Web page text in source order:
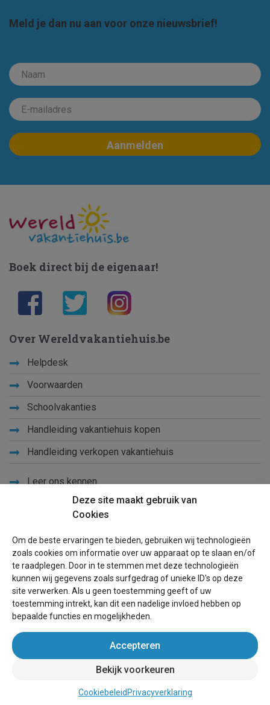
Meld je dan nu aan voor onze nieuwsbrief!
Deze site maakt gebruik van
Cookies
Om de beste ervaringen te bieden, gebruiken wij technologieën
zoals cookies om informatie over uw apparaat op te slaan en/of
te raadplegen. Door in te stemmen met deze technologieën
kunnen wij gegevens zoals surfgedrag of unieke ID's op deze
site verwerken. Als u geen toestemming geeft of uw
toestemming intrekt, kan dit een nadelige invloed hebben op
bepaalde functies en mogelijkheden.
Accepteren
Bekijk voorkeuren
Cookiebeleid Privacyverklaring
Boek direct bij de eigenaar!
Over Wereldvakantiehuis.be
Helpdesk
Voorwaarden
Schoolvakanties
Handleiding vakantiehuis kopen
Handleiding verkopen vakantiehuis
Leer ons kennen
Sitemap
Blog
Voor eigenaren
Succesvol verhuren vakantiewoning